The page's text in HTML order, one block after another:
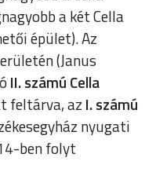
a két Cella
épület). Az
(Janus
II. számú Cella
feltárva, az I. számú
nyugati
ben folyt